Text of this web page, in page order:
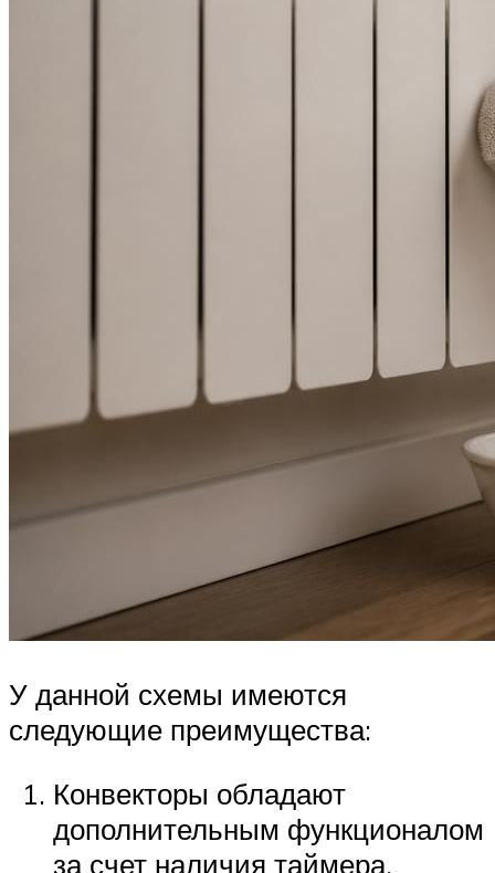
У данной схемы имеются
следующие преимущества:
Конвекторы обладают
дополнительным функционалом
за счет наличия таймера,